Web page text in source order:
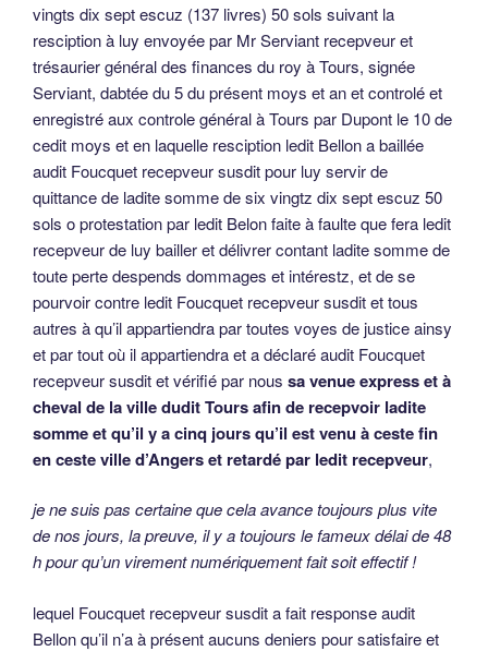
vingts dix sept escuz (137 livres) 50 sols suivant la
resciption à luy envoyée par Mr Serviant recepveur et
trésaurier général des finances du roy à Tours, signée
Serviant, dabtée du 5 du présent moys et an et controlé et
enregistré aux controle général à Tours par Dupont le 10 de
cedit moys et en laquelle resciption ledit Bellon a baillée
audit Foucquet recepveur susdit pour luy servir de
quittance de ladite somme de six vingtz dix sept escuz 50
sols o protestation par ledit Belon faite à faulte que fera ledit
recepveur de luy bailler et délivrer contant ladite somme de
toute perte despends dommages et intérestz, et de se
pourvoir contre ledit Foucquet recepveur susdit et tous
autres à qu’il appartiendra par toutes voyes de justice ainsy
et par tout où il appartiendra et a déclaré audit Foucquet
recepveur susdit et vérifié par nous sa venue express et à
cheval de la ville dudit Tours afin de recepvoir ladite
somme et qu’il y a cinq jours qu’il est venu à ceste fin
en ceste ville d’Angers et retardé par ledit recepveur,
je ne suis pas certaine que cela avance toujours plus vite
de nos jours, la preuve, il y a toujours le fameux délai de 48
h pour qu’un virement numériquement fait soit effectif !
lequel Foucquet recepveur susdit a fait response audit
Bellon qu’il n’a à présent aucuns deniers pour satisfaire et